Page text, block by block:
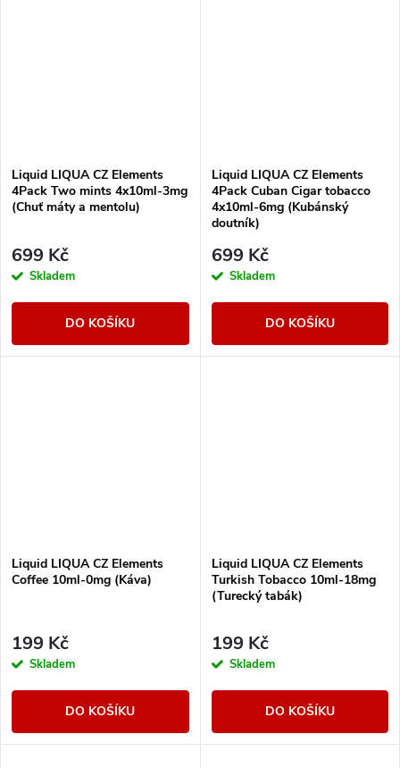
Liquid LIQUA CZ Elements
4Pack Two mints 4x10ml-3mg
(Chuť máty a mentolu)
699 Kč
Skladem
DO KOŠÍKU
Liquid LIQUA CZ Elements
4Pack Cuban Cigar tobacco
4x10ml-6mg (Kubánský
doutník)
699 Kč
Skladem
DO KOŠÍKU
Liquid LIQUA CZ Elements
Coffee 10ml-0mg (Káva)
199 Kč
Skladem
DO KOŠÍKU
Liquid LIQUA CZ Elements
Turkish Tobacco 10ml-18mg
(Turecký tabák)
199 Kč
Skladem
DO KOŠÍKU